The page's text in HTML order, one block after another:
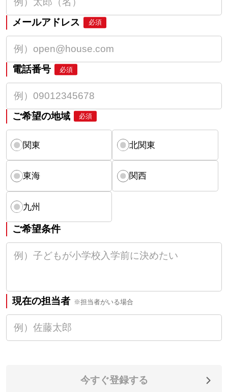
メールアドレス 必須
電話番号 必須
ご希望の地域 必須
関東 北関東
東海 関西
九州
ご希望条件
現在の担当者 ※担当者がいる場合
今すぐ登録する